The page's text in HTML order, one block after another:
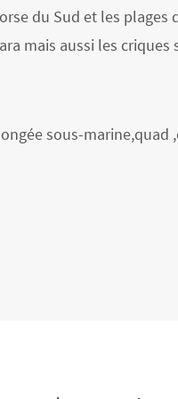
du Sud et les
mais aussi les criques
sous-marine,quad